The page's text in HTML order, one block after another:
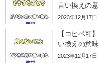
言い換えの
2023年12月17日
【コピペ可
い換えの意
2023年12月17日